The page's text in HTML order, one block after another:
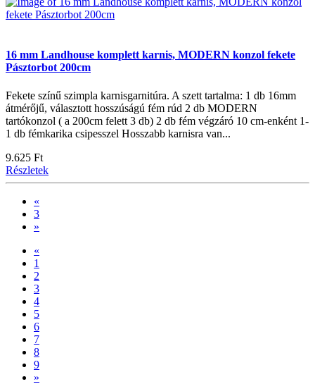
16 mm Landhouse komplett karnis, MODERN konzol fekete
Pásztorbot 200cm
Fekete színű szimpla karnisgarnitúra. A szett tartalma: 1 db 16mm
átmérőjű, választott hosszúságú fém rúd 2 db MODERN
tartókonzol ( a 200cm felett 3 db) 2 db fém végzáró 10 cm-enként 1-
1 db fémkarika csipesszel Hosszabb karnisra van...
9.625 Ft
Részletek
«
3
»
«
1
2
3
4
5
6
7
8
9
»